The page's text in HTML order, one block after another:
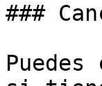
###